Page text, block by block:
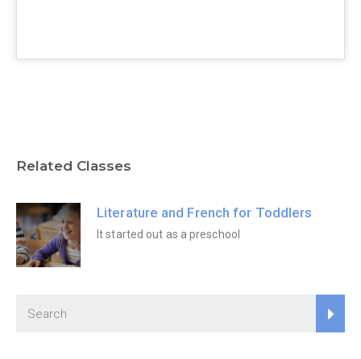
Related Classes
Literature and French for Toddlers
It started out as a preschool